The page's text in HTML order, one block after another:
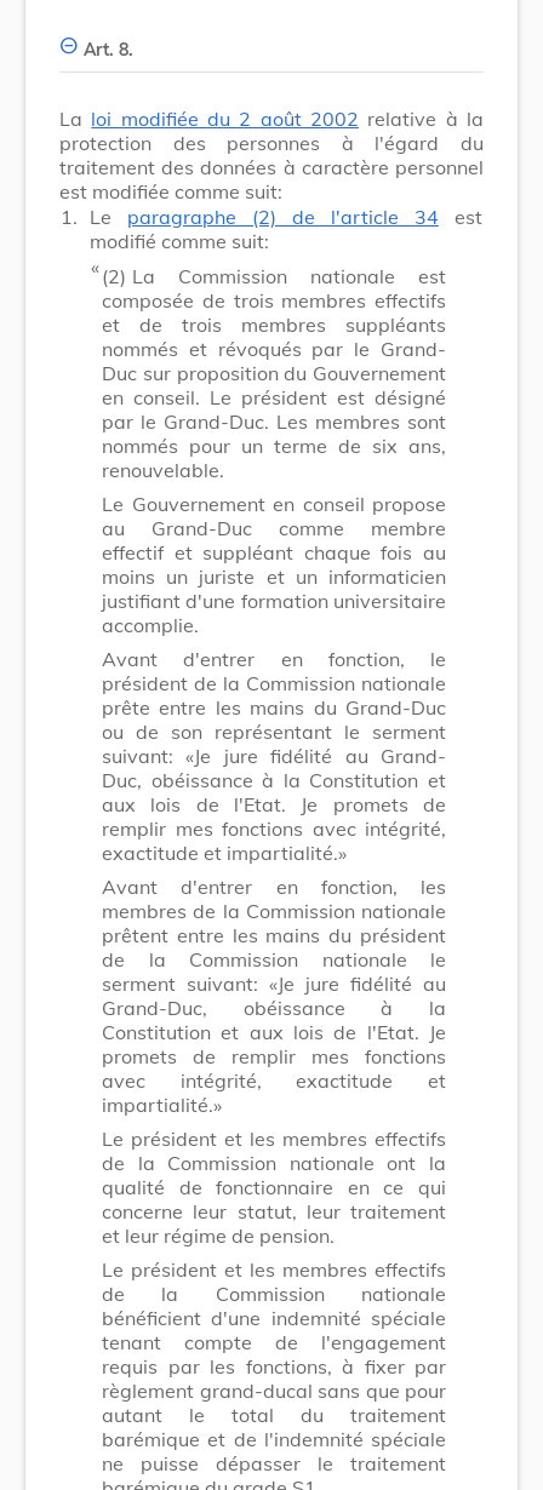
Art. 8.
La loi modifiée du 2 août 2002 relative à la
protection des personnes à l'égard du
traitement des données à caractère personnel
est modifiée comme suit:
1. Le paragraphe (2) de l'article 34 est
modifié comme suit:
​ «(2) La Commission nationale est
composée de trois membres effectifs
et de trois membres suppléants
nommés et révoqués par le Grand-
Duc sur proposition du Gouvernement
en conseil. Le président est désigné
par le Grand-Duc. Les membres sont
nommés pour un terme de six ans,
renouvelable.
Le Gouvernement en conseil propose
au Grand-Duc comme membre
effectif et suppléant chaque fois au
moins un juriste et un informaticien
justifiant d'une formation universitaire
accomplie.
Avant d'entrer en fonction, le
président de la Commission nationale
prête entre les mains du Grand-Duc
ou de son représentant le serment
suivant: «Je jure fidélité au Grand-
Duc, obéissance à la Constitution et
aux lois de l'Etat. Je promets de
remplir mes fonctions avec intégrité,
exactitude et impartialité.»
Avant d'entrer en fonction, les
membres de la Commission nationale
prêtent entre les mains du président
de la Commission nationale le
serment suivant: «Je jure fidélité au
Grand-Duc, obéissance à la
Constitution et aux lois de l'Etat. Je
promets de remplir mes fonctions
avec intégrité, exactitude et
impartialité.»
Le président et les membres effectifs
de la Commission nationale ont la
qualité de fonctionnaire en ce qui
concerne leur statut, leur traitement
et leur régime de pension.
Le président et les membres effectifs
de la Commission nationale
bénéficient d'une indemnité spéciale
tenant compte de l'engagement
requis par les fonctions, à fixer par
règlement grand-ducal sans que pour
autant le total du traitement
barémique et de l'indemnité spéciale
ne puisse dépasser le traitement